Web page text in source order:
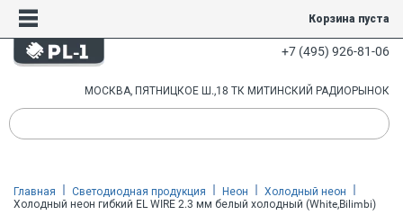
Корзина пуста
+7 (495) 926-81-06
МОСКВА, ПЯТНИЦКОЕ Ш.,18 ТК МИТИНСКИЙ РАДИОРЫНОК
Главная Светодиодная продукция Неон
Холодный неон
Холодный неон гибкий EL WIRE 2.3 мм белый холодный (White,Bilimbi)